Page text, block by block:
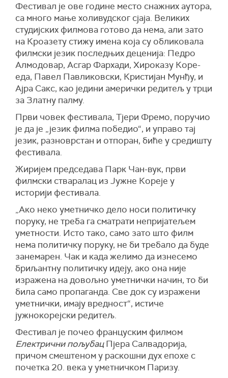
Фестивал је ове године место снажних аутора,
са много мање холивудског сјаја. Великих
студијских филмова готово да нема, али зато
на Кроазету стижу имена која су обликовала
филмски језик последњих деценија: Педро
Алмодовар, Асгар Фархади, Хироказу Коре-
еда, Павел Павликовски, Кристијан Мунђу, и
Ајра Сакс, као једини амерички редитељ у трци
за Златну палму.
Први човек фестивала, Тјери Фремо, поручио
је да је „језик филма победио“, и управо тај
језик, разноврстан и отпоран, биће у средишту
фестивала.
Жиријем председава Парк Чан-вук, први
филмски стваралац из Јужне Кореје у
историји фестивала.
„Ако неко уметничко дело носи политичку
поруку, не треба га сматрати непријатељем
уметности. Исто тако, само зато што филм
нема политичку поруку, не би требало да буде
занемарен. Чак и када желимо да изнесемо
бриљантну политичку идеју, ако она није
изражена на довољно уметнички начин, то би
била само пропаганда. Све док су изражени
уметнички, имају вредност“, истиче
јужнокорејски редитељ.
Фестивал је почео француским филмом
Електрични пољубацПјера Салвадорија,
причом смештеном у раскошни дух епохе с
почетка 20. века у уметничком Паризу.